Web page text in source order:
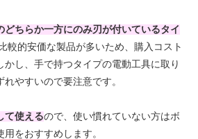
どちらか一方にのみ刃が付いているタイ
較的安価な製品が多いため、購入コスト
かし、手で持つタイプの電動工具に取り
やすいので要注意です。
て使えるので、使い慣れていない方はボ
をおすすめします。